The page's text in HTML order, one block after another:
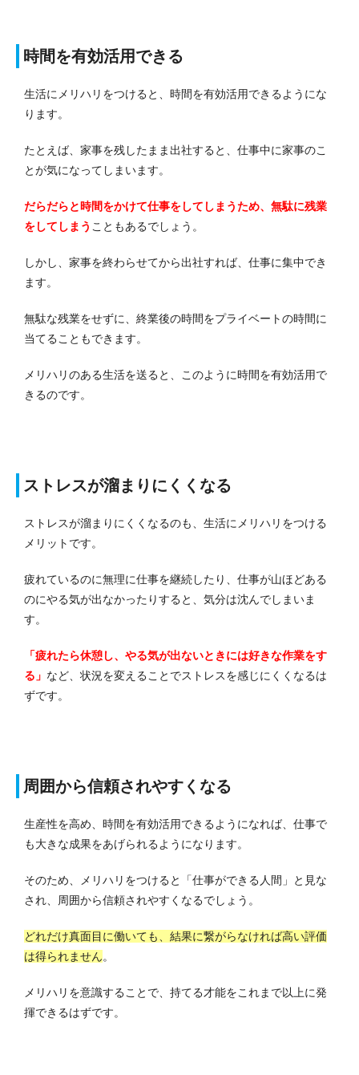
時間を有効活用できる
生活にメリハリをつけると、時間を有効活用できるようにな
ります。
たとえば、家事を残したまま出社すると、仕事中に家事のこ
とが気になってしまいます。
だらだらと時間をかけて仕事をしてしまうため、無駄に残業
をしてしまう こともあるでしょう。
しかし、家事を終わらせてから出社すれば、仕事に集中でき
ます。
無駄な残業をせずに、終業後の時間をプライベートの時間に
当てることもできます。
メリハリのある生活を送ると、このように時間を有効活用で
きるのです。
ストレスが溜まりにくくなる
ストレスが溜まりにくくなるのも、生活にメリハリをつける
メリットです。
疲れているのに無理に仕事を継続したり、仕事が山ほどある
のにやる気が出なかったりすると、気分は沈んでしまいま
す。
「疲れたら休憩し、やる気が出ないときには好きな作業をす
る」 など、状況を変えることでストレスを感じにくくなるは
ずです。
周囲から信頼されやすくなる
生産性を高め、時間を有効活用できるようになれば、仕事で
も大きな成果をあげられるようになります。
そのため、メリハリをつけると「仕事ができる人間」と見な
され、周囲から信頼されやすくなるでしょう。
どれだけ真面目に働いても、結果に繋がらなければ高い評価
は得られません。
メリハリを意識することで、持てる才能をこれまで以上に発
揮できるはずです。